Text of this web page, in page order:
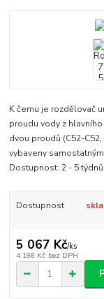
K čemu je rozdělovač
proudu vody z
dvou proudů (C52-
vybaveny
Dostupnost: 2 - 5 týdnů
Dostupnost
5 067 Kč/ks
4 188 Kč bez DPH